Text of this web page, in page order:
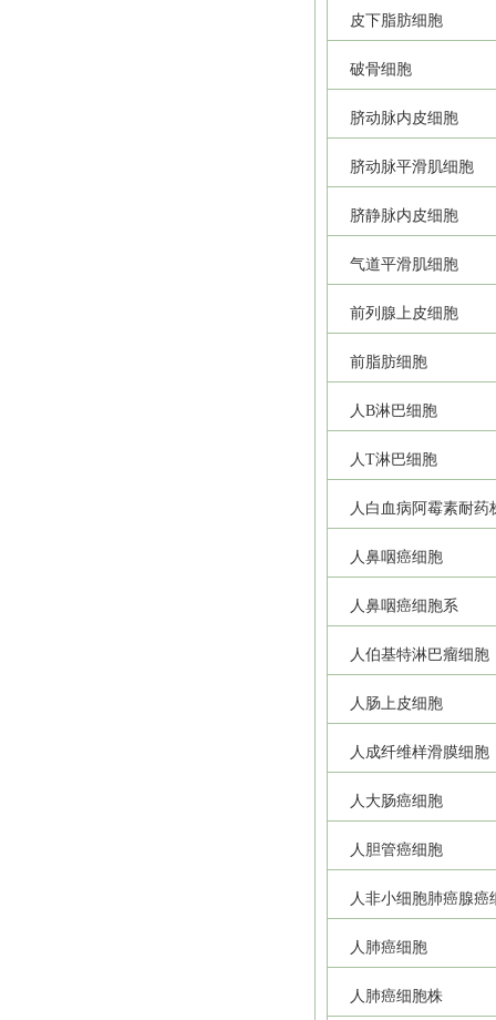
皮下脂肪细胞
破骨细胞
脐动脉内皮细胞
脐动脉平滑肌细胞
脐静脉内皮细胞
气道平滑肌细胞
前列腺上皮细胞
前脂肪细胞
人B淋巴细胞
人T淋巴细胞
人白血病阿霉素耐药
人鼻咽癌细胞
人鼻咽癌细胞系
人伯基特淋巴瘤细胞
人肠上皮细胞
人成纤维样滑膜细胞
人大肠癌细胞
人胆管癌细胞
人非小细胞肺癌腺癌
人肺癌细胞
人肺癌细胞株